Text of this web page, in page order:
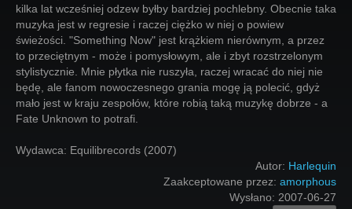
kilka lat wcześniej odzew byłby bardziej pochlebny. Obecnie taka
muzyka jest w regresie i raczej ciężko w niej o powiew
świeżości. "Something Now" jest krążkiem nierównym, a przez
to przeciętnym - może i pomysłowym, ale i zbyt rozstrzelonym
stylistycznie. Mnie płytka nie ruszyła, raczej wracać do niej nie
będę, ale fanom nowoczesnego grania mogę ją polecić, gdyż
mało jest w kraju zespołów, które robią taką muzykę dobrze - a
Fate Unknown to potrafi.
Wydawca: Equilibrecords (2007)
Autor: Harlequin
Zaakceptowane przez: amorphous
Wysłano: 2007-06-27